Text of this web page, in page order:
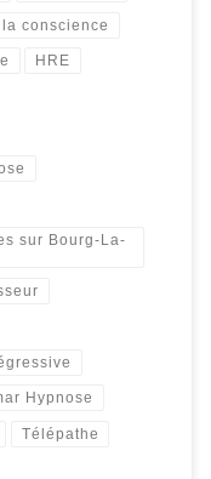
conscience
HRE
sur Bourg-La-
Hypnose
Télépathe